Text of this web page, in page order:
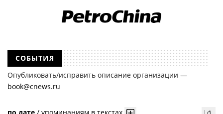
СОБЫТИЯ
Опубликовать/исправить описание организации —
book@cnews.ru
по дате / упоминаниям в текстах